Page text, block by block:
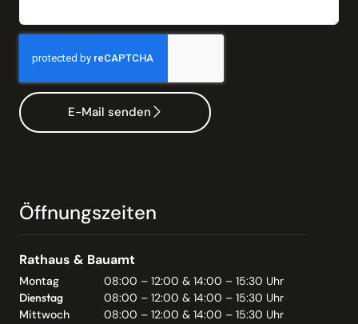
E-Mail senden
Öffnungszeiten
Rathaus & Bauamt
Montag
08:00 – 12:00 & 14:00 – 15:30 Uhr
Dienstag
08:00 – 12:00 & 14:00 – 15:30 Uhr
Mittwoch
08:00 – 12:00 & 14:00 – 15:30 Uhr